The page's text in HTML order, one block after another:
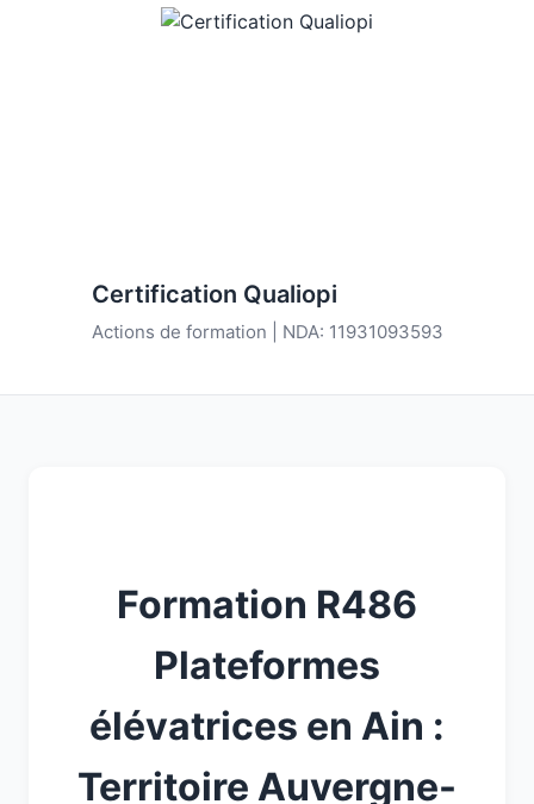
Certification Qualiopi
Actions de formation | NDA: 11931093593
Formation R486
Plateformes
élévatrices en Ain :
Territoire Auvergne-